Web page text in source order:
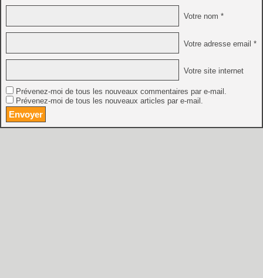
Votre nom *
Votre adresse email *
Votre site internet
Prévenez-moi de tous les nouveaux commentaires par e-mail.
Prévenez-moi de tous les nouveaux articles par e-mail.